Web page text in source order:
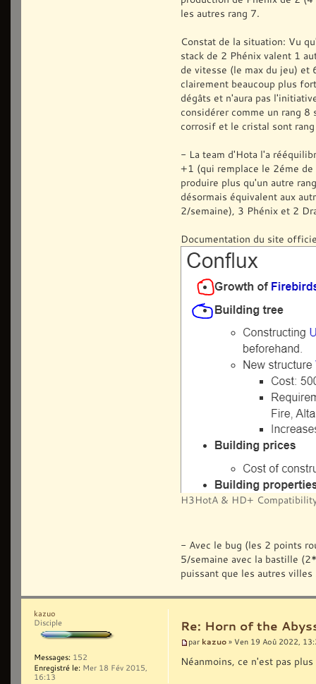
les autres rang 7.
Constat de la situation: Vu
stack de 2 Phénix valent 1
de vitesse (le max du jeu)
clairement beaucoup plus
dégâts et n'aura pas
considérer comme un rang
corrosif et le cristal sont
- La team d'Hota l'a
+1 (qui remplace le 2éme
produire plus qu'un autre
désormais équivalent aux
2/semaine), 3 Phénix et 2
Documentation du site
H3HotA & HD+
- Avec le bug (les 2 points
5/semaine avec la bastille
puissant que les autres
Re: Horn of the
par kazuo » Ven 19 Aoû 2022,
Néanmoins, ce n'est pas
kazuo
Disciple
Messages: 152
Enregistré le: Mer 18 Fév 2015,
16:13